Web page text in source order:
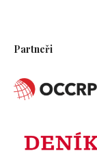
Partneři